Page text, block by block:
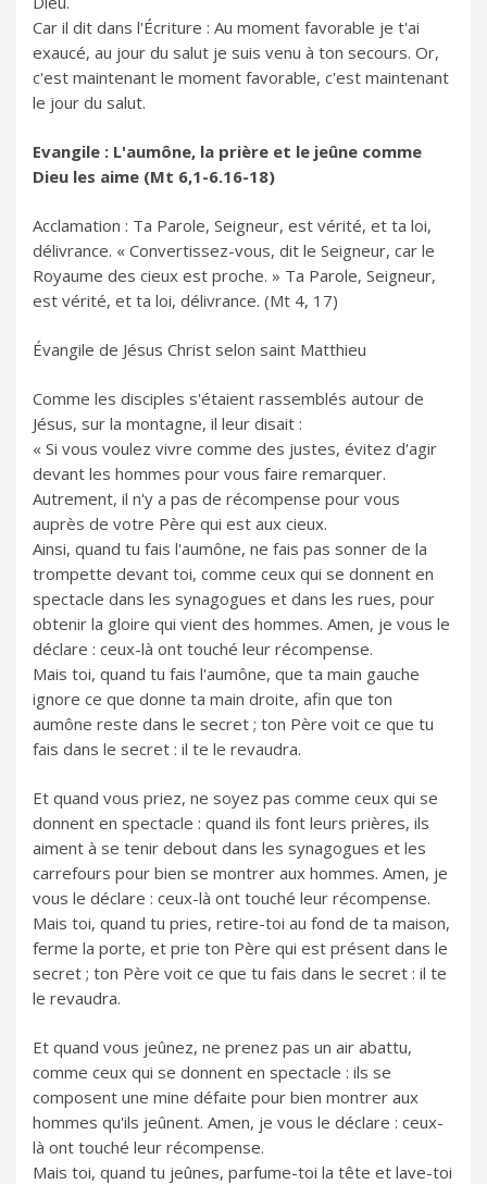
Car il dit dans l'Écriture : Au moment favorable je t'ai
exaucé, au jour du salut je suis venu à ton secours. Or,
c'est maintenant le moment favorable, c'est maintenant
le jour du salut.
Evangile : L'aumône, la prière et le jeûne comme
Dieu les aime (Mt 6,1-6.16-18)
Acclamation : Ta Parole, Seigneur, est vérité, et ta loi,
délivrance. « Convertissez-vous, dit le Seigneur, car le
Royaume des cieux est proche. » Ta Parole, Seigneur,
est vérité, et ta loi, délivrance. (Mt 4, 17)
Évangile de Jésus Christ selon saint Matthieu
Comme les disciples s'étaient rassemblés autour de
Jésus, sur la montagne, il leur disait :
« Si vous voulez vivre comme des justes, évitez d'agir
devant les hommes pour vous faire remarquer.
Autrement, il n'y a pas de récompense pour vous
auprès de votre Père qui est aux cieux.
Ainsi, quand tu fais l'aumône, ne fais pas sonner de la
trompette devant toi, comme ceux qui se donnent en
spectacle dans les synagogues et dans les rues, pour
obtenir la gloire qui vient des hommes. Amen, je vous le
déclare : ceux-là ont touché leur récompense.
Mais toi, quand tu fais l'aumône, que ta main gauche
ignore ce que donne ta main droite, afin que ton
aumône reste dans le secret ; ton Père voit ce que tu
fais dans le secret : il te le revaudra.
Et quand vous priez, ne soyez pas comme ceux qui se
donnent en spectacle : quand ils font leurs prières, ils
aiment à se tenir debout dans les synagogues et les
carrefours pour bien se montrer aux hommes. Amen, je
vous le déclare : ceux-là ont touché leur récompense.
Mais toi, quand tu pries, retire-toi au fond de ta maison,
ferme la porte, et prie ton Père qui est présent dans le
secret ; ton Père voit ce que tu fais dans le secret : il te
le revaudra.
Et quand vous jeûnez, ne prenez pas un air abattu,
comme ceux qui se donnent en spectacle : ils se
composent une mine défaite pour bien montrer aux
hommes qu'ils jeûnent. Amen, je vous le déclare : ceux-
là ont touché leur récompense.
Mais toi, quand tu jeûnes, parfume-toi la tête et lave-toi